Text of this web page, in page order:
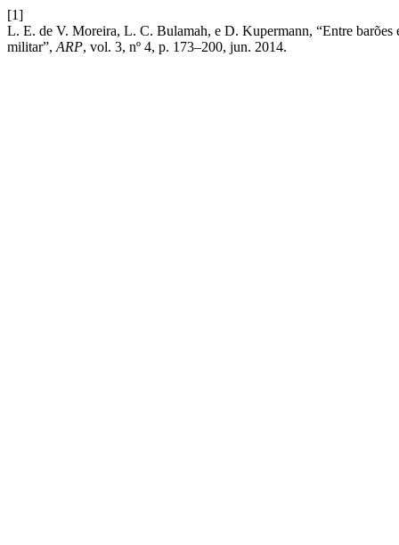
[1]
L. E. de V. Moreira, L. C. Bulamah, e D. Kupermann, “Entre
militar”, ARP, vol. 3, nº 4, p. 173–200, jun. 2014.